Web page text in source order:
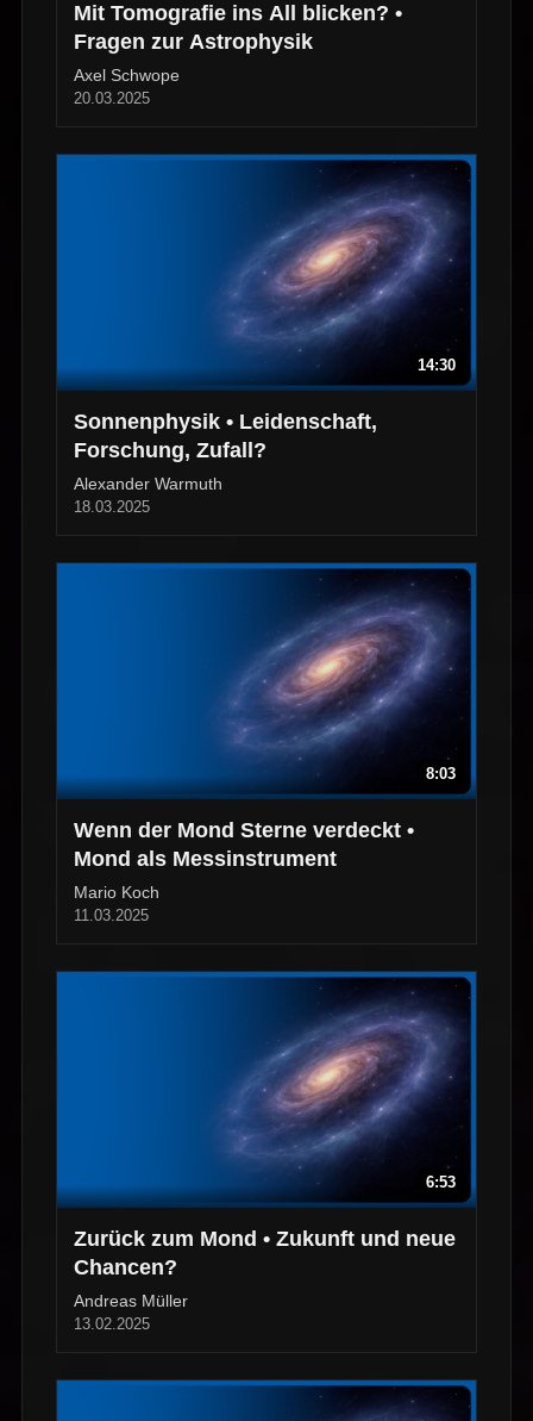
Mit Tomografie ins All blicken? •
Fragen zur Astrophysik
Axel Schwope
20.03.2025
14:30
Sonnenphysik • Leidenschaft,
Forschung, Zufall?
Alexander Warmuth
18.03.2025
8:03
Wenn der Mond Sterne verdeckt •
Mond als Messinstrument
Mario Koch
11.03.2025
6:53
Zurück zum Mond • Zukunft und neue
Chancen?
Andreas Müller
13.02.2025